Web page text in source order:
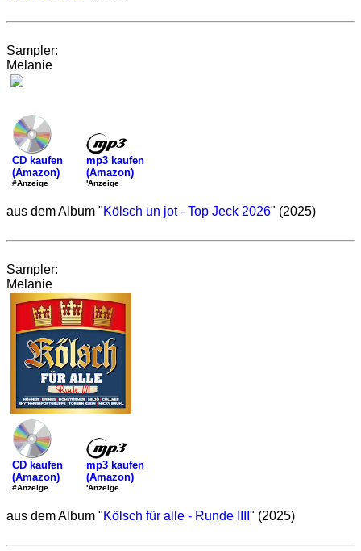
Sampler:
Melanie
CD kaufen
(Amazon)
#Anzeige
mp3 kaufen
(Amazon)
'Anzeige
aus dem Album "Kölsch un jot - Top Jeck 2026" (2025)
Sampler:
Melanie
CD kaufen
(Amazon)
#Anzeige
mp3 kaufen
(Amazon)
'Anzeige
aus dem Album "Kölsch für alle - Runde IIII " (2025)